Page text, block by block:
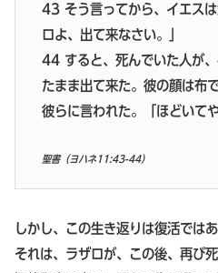
43 そう言ってから、イエス
ロよ、出て来なさい。」
44 すると、死んでいた人が
たまま出て来た。彼の顔は布
彼らに言われた。「ほどいて
聖書（ヨハネ11:43-44）
しかし、この生き返りは復活ではあ
それは、ラザロが、この後、再び